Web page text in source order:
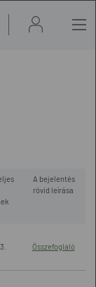
A bejelentés
rövid leírása
Összefoglaló